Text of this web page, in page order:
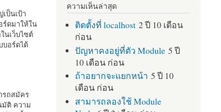
ป็นเป้า
ร์ดมาให้ใน
นเว็บไซต์
บอร์ดได้
รถสมัคร
มัติ ความ
ความเห็นล่าสุด
ติดตั้งที่ localhost 2 ปี 10 เดือน
ก่อน
ปัญหาคงอยู่ที่ตัว Module 5 ปี
10 เดือน ก่อน
ถ้าอยากจะแยกหน้า 5 ปี 10
เดือน ก่อน
สามารถลองใช้ Module